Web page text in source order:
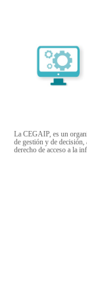
La CEGAIP, es un
de gestión y de
derecho de acceso a la